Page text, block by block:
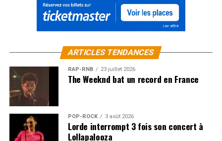
ARTICLES TENDANCES
RAP-RNB 23 juillet 2026
The Weeknd bat un record en France
POP-ROCK 3 août 2026
Lorde interrompt 3 fois son concert à
Lollapalooza